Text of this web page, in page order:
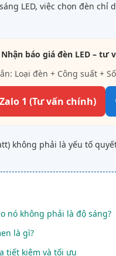
LED, việc chọn đèn chỉ
Nhận báo giá đèn LED –
Loại đèn + Công suất +
Zalo 1 (Tư vấn chính)
không phải là yếu tố
nó không phải là độ sáng?
là gì?
tiết kiệm và tối ưu